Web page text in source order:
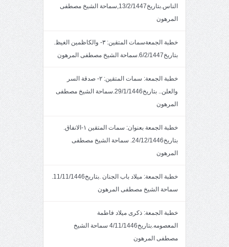
الناس.بتاريخ13/2/1447,سماحة الشيخ مصطفى
المرهون
خطبة الجمعةسمات المتقين: ٣- والكاظمين الغيظ.
بتاريخ6/2/1447.سماحة الشيخ مصطفى المرهون
خطبة الجمعة: سمات المتقين: ٢- صدقة السر
والعلن.. بتاريخ29/1/1446.سماحة الشيخ مصطفى
المرهون
خطبة الجمعة بعنوان: سمات المتقين ١-الانفاق.
بتاريخ24/12/1446. سماحة الشيخ مصطفى
المرهون
خطبة الجمعة: ميلاد باب الجنان .بتاريخ11/11/1446.
سماحة الشيخ مصطفى المرهون
خطبة الجمعة: ذكرى ميلاد فاطمة
المعصومه.بتاريخ4/11/1446 سماحة الشيخ
مصطفى المرهون